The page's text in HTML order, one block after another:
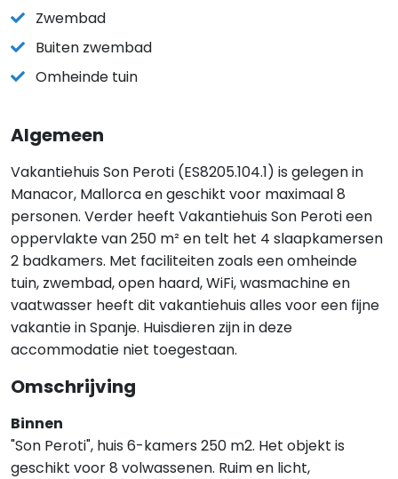
Zwembad
Buiten zwembad
Omheinde tuin
Algemeen
Vakantiehuis Son Peroti (ES8205.104.1) is gelegen in
Manacor, Mallorca en geschikt voor maximaal 8
personen. Verder heeft Vakantiehuis Son Peroti een
oppervlakte van 250 m² en telt het 4 slaapkamersen
2 badkamers. Met faciliteiten zoals een omheinde
tuin, zwembad, open haard, WiFi, wasmachine en
vaatwasser heeft dit vakantiehuis alles voor een fijne
vakantie in Spanje. Huisdieren zijn in deze
accommodatie niet toegestaan.
Omschrijving
Binnen
"Son Peroti", huis 6-kamers 250 m2. Het objekt is
geschikt voor 8 volwassenen. Ruim en licht,